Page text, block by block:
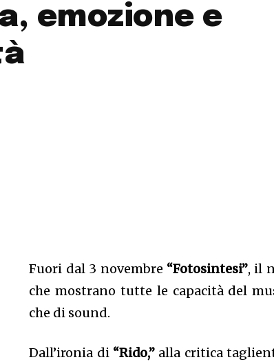
emozione e
Fuori dal 3 novembre “Fotosintesi”, il
che mostrano tutte le capacità del
che di sound.
Dall’ironia di“Rido,” alla critica